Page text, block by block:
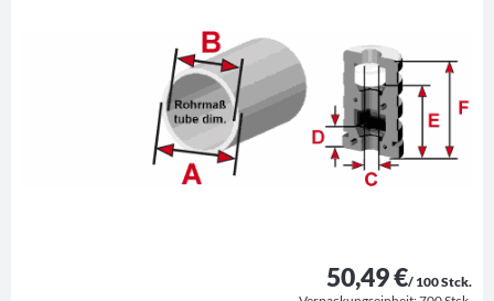
50,49 €/ 100 Stck.